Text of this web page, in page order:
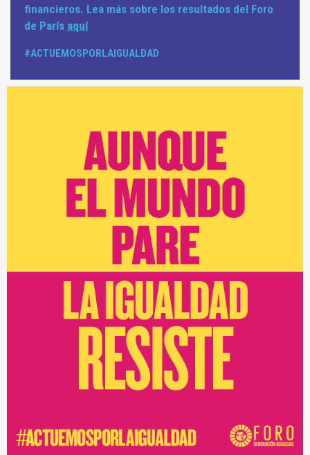
financieros. Lea más sobre los resultados del Foro
de París aquí
#ACTUEMOSPORLAIGUALDAD